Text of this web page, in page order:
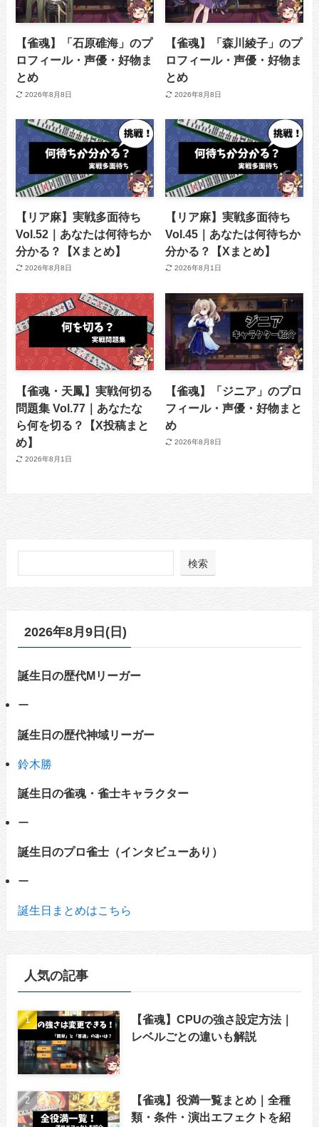
【雀魂】「石原碓海」のプ
ロフィール・声優・好物ま
とめ
2026年8月8日
【雀魂】「森川綾子」のプ
ロフィール・声優・好物ま
とめ
2026年8月8日
【リア麻】実戦多面待ち
Vol.52｜あなたは何待ちか
分かる？【Xまとめ】
2026年8月8日
【リア麻】実戦多面待ち
Vol.45｜あなたは何待ちか
分かる？【Xまとめ】
2026年8月1日
【雀魂・天鳳】実戦何切る
問題集 Vol.77｜あなたな
ら何を切る？【X投稿まと
め】
2026年8月1日
【雀魂】「ジニア」のプロ
フィール・声優・好物まと
め
2026年8月8日
検索
2026年8月9日(日)
誕生日の歴代Mリーガー
ー
誕生日の歴代神域リーガー
鈴木勝
誕生日の雀魂・雀士キャラクター
ー
誕生日のプロ雀士（インタビューあり）
ー
誕生日まとめはこちら
人気の記事
【雀魂】CPUの強さ設定方法｜
レベルごとの違いも解説
【雀魂】役満一覧まとめ｜全種
類・条件・演出エフェクトを紹